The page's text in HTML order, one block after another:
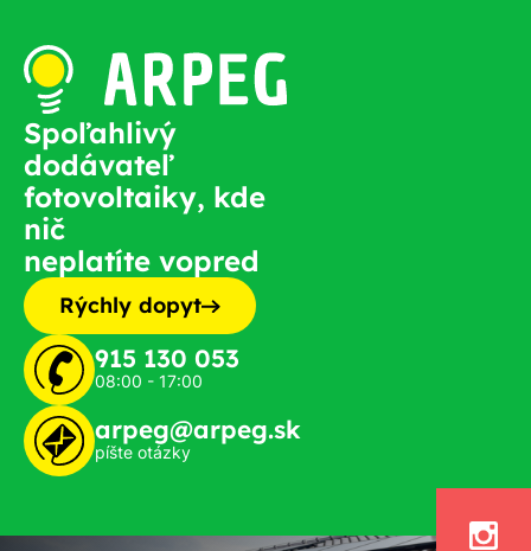
Spoľahlivý
dodávateľ
fotovoltaiky, kde
nič
neplatíte vopred
Rýchly dopyt
915 130 053
08:00 - 17:00
arpeg@arpeg.sk
píšte otázky